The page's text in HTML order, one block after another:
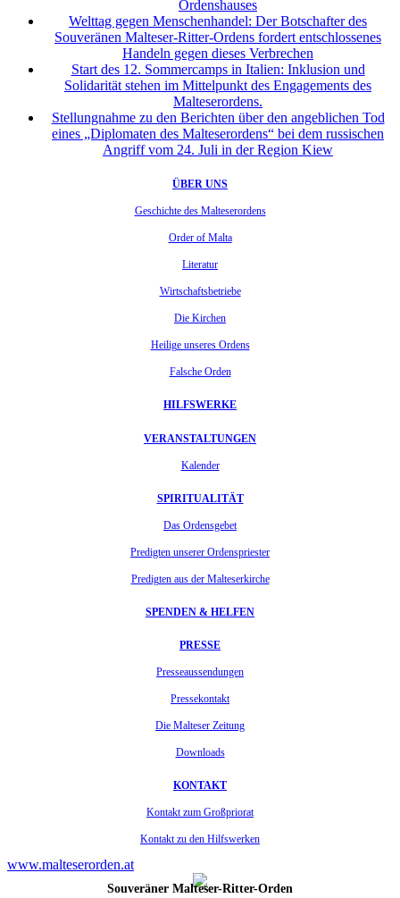
Ordenshauses
Welttag gegen Menschenhandel: Der Botschafter des
Souveränen Malteser-Ritter-Ordens fordert entschlossenes
Handeln gegen dieses Verbrechen
Start des 12. Sommercamps in Italien: Inklusion und
Solidarität stehen im Mittelpunkt des Engagements des
Malteserordens.
Stellungnahme zu den Berichten über den angeblichen Tod
eines „Diplomaten des Malteserordens“ bei dem russischen
Angriff vom 24. Juli in der Region Kiew
ÜBER UNS
Geschichte des Malteserordens
Order of Malta
Literatur
Wirtschaftsbetriebe
Die Kirchen
Heilige unseres Ordens
Falsche Orden
HILFSWERKE
VERANSTALTUNGEN
Kalender
SPIRITUALITÄT
Das Ordensgebet
Predigten unserer Ordenspriester
Predigten aus der Malteserkirche
SPENDEN & HELFEN
PRESSE
Presseaussendungen
Pressekontakt
Die Malteser Zeitung
Downloads
KONTAKT
Kontakt zum Großpriorat
Kontakt zu den Hilfswerken
www.malteserorden.at
Souveräner Malteser-Ritter-Orden